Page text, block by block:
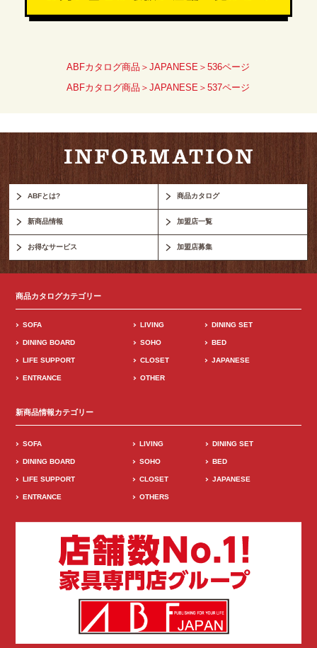
ABFカタログ商品＞JAPANESE＞536ページ
ABFカタログ商品＞JAPANESE＞537ページ
ABFとは? 商品カタログ
新商品情報 加盟店一覧
お得なサービス 加盟店募集
商品カタログカテゴリー
SOFA LIVING DINING SET
DINING BOARD SOHO BED
LIFE SUPPORT CLOSET JAPANESE
ENTRANCE OTHER
新商品情報カテゴリー
SOFA LIVING DINING SET
DINING BOARD SOHO BED
LIFE SUPPORT CLOSET JAPANESE
ENTRANCE OTHERS